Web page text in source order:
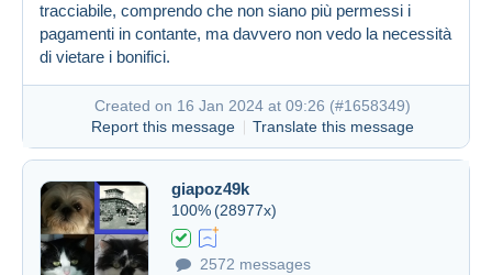
tracciabile, comprendo che non siano più permessi i
pagamenti in contante, ma davvero non vedo la necessità
di vietare i bonifici.
Created on 16 Jan 2024 at 09:26 (#1658349)
Report this message
Translate this message
giapoz49k
100% (28977x)
2572 messages